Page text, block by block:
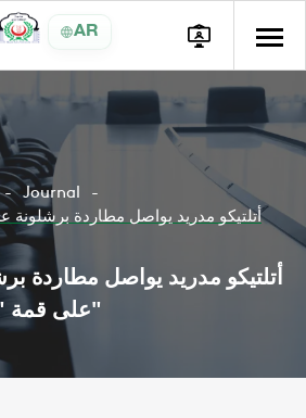
AR
Journal
على قمة "الليجا"